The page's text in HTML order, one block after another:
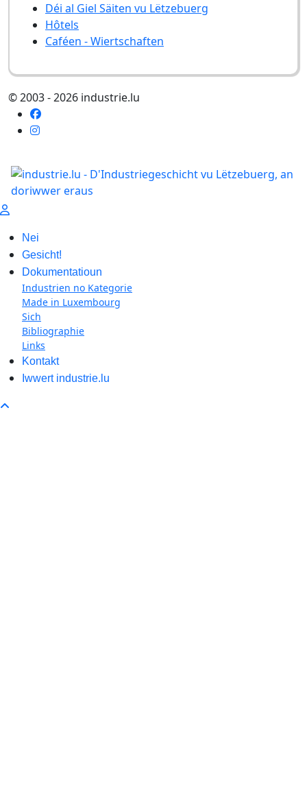
Déi al Giel Säiten vu Lëtzebuerg
Hôtels
Caféen - Wiertschaften
© 2003 - 2026 industrie.lu
Nei
Gesicht!
Dokumentatioun
Industrien no Kategorie
Made in Luxembourg
Sich
Bibliographie
Links
Kontakt
Iwwert industrie.lu